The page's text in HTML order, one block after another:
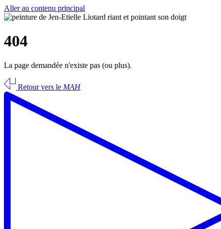
Aller au contenu principal
404
La page demandée n'existe pas (ou plus).
Retour vers le MAH